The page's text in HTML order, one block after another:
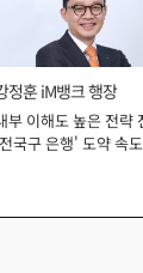
정훈 iM뱅크 행장
부 이해도 높은 전략
국구 은행' 도약 속